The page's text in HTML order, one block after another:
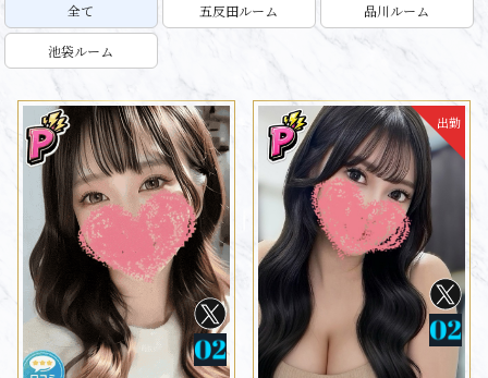
全て 五反田ルーム 品川ルーム
池袋ルーム
出勤